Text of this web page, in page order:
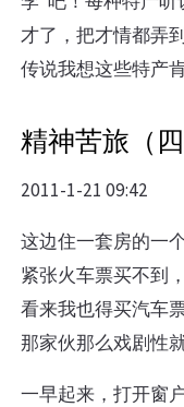
才了，把才情都弄
传说我想这些特产
精神苦旅（
2011-1-21 09:42
这边住一套房的一
紧张火车票买不到
看来我也得买汽车
那家伙那么戏剧性就
一早起来，打开窗